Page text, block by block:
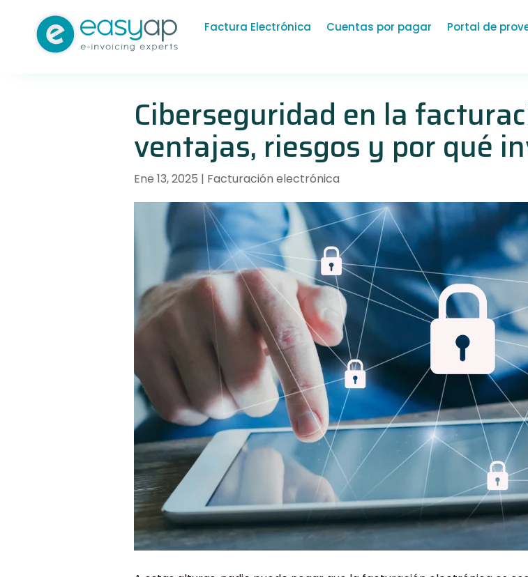
Factura Electrónica Cuentas por pagar Portal de
Ciberseguridad en la
ventajas, riesgos y por qué
Ene 13, 2025 | Facturación electrónica